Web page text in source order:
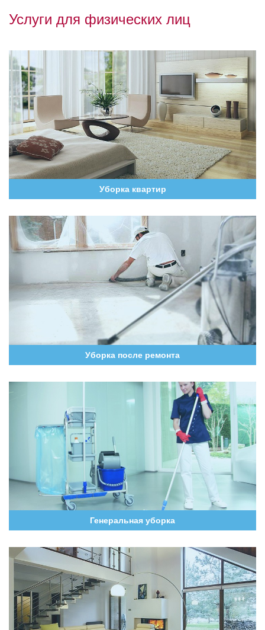
Услуги для физических лиц
Уборка квартир
Уборка после ремонта
Генеральная уборка